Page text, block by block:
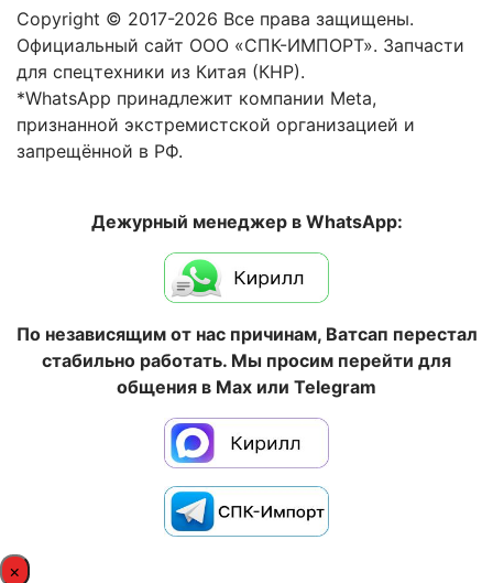
Copyright © 2017-2026 Все права защищены.
Официальный сайт ООО «СПК-ИМПОРТ». Запчасти
для спецтехники из Китая (КНР).
*WhatsApp принадлежит компании Meta,
признанной экстремистской организацией и
запрещённой в РФ.
Дежурный менеджер в WhatsApp:
По независящим от нас причинам, Ватсап перестал
стабильно работать. Мы просим перейти для
общения в Max или Telegram
×